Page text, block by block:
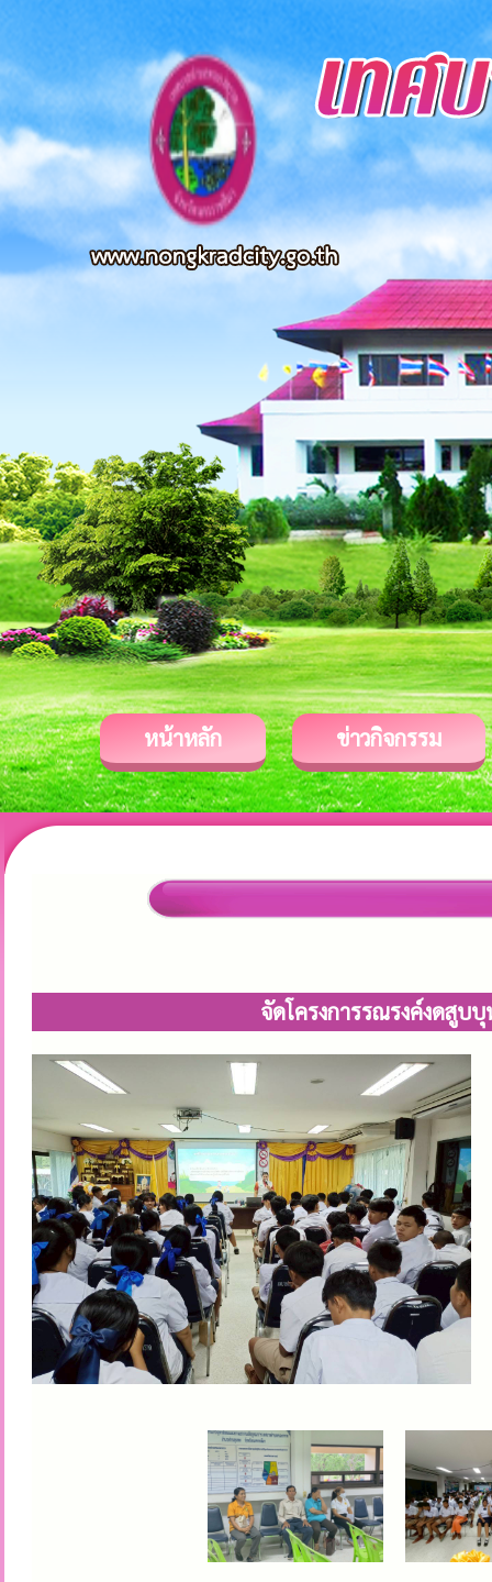
หน้าหลัก ข่าวกิจกรรม
จัดโครงการรณรงค์งดสู